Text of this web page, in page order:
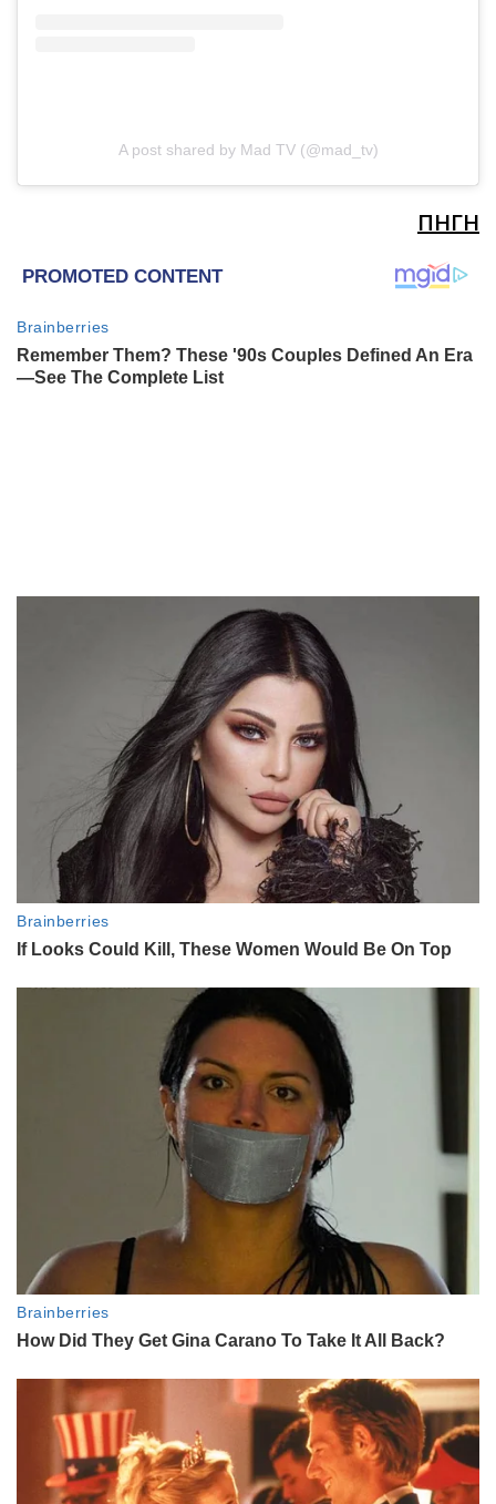
A post shared by Mad TV (@mad_tv)
ΠΗΓΗ